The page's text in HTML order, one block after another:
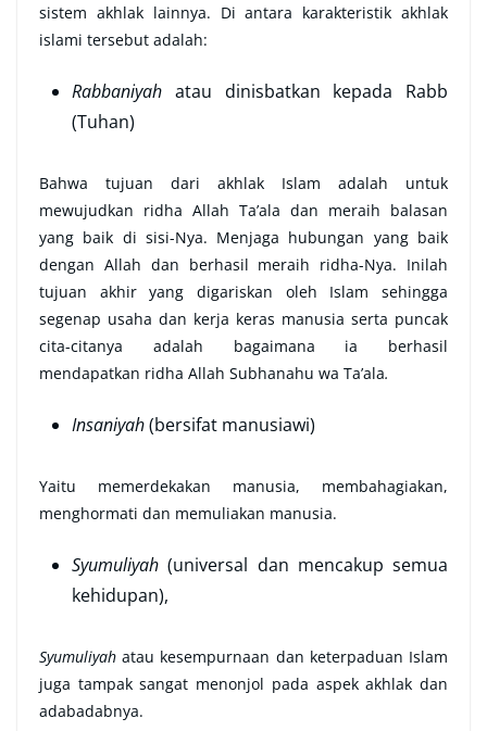
sistem akhlak lainnya. Di antara karakteristik akhlak
islami tersebut adalah:
Rabbaniyah atau dinisbatkan kepada Rabb
(Tuhan)
Bahwa tujuan dari akhlak Islam adalah untuk
mewujudkan ridha Allah Ta’ala dan meraih balasan
yang baik di sisi-Nya. Menjaga hubungan yang baik
dengan Allah dan berhasil meraih ridha-Nya. Inilah
tujuan akhir yang digariskan oleh Islam sehingga
segenap usaha dan kerja keras manusia serta puncak
cita-citanya adalah bagaimana ia berhasil
mendapatkan ridha Allah Subhanahu wa Ta’ala.
Insaniyah(bersifat manusiawi)
Yaitu memerdekakan manusia, membahagiakan,
menghormati dan memuliakan manusia.
Syumuliyah(universal dan mencakup semua
kehidupan),
Syumuliyahatau kesempurnaan dan keterpaduan Islam
juga tampak sangat menonjol pada aspek akhlak dan
adabadabnya.